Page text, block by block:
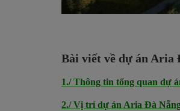
Bài viết về dự án Aria
1./ Thông tin tổng quan dự
2./ Vị trí dự án Aria Đà